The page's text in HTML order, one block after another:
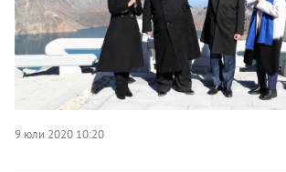
9 юли 2020 10:20